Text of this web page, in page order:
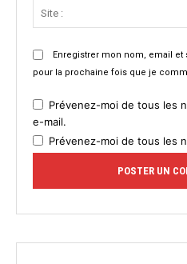
Enregistrer mon nom, email et
pour la prochaine fois que je
Prévenez-moi de tous les
e-mail.
Prévenez-moi de tous les